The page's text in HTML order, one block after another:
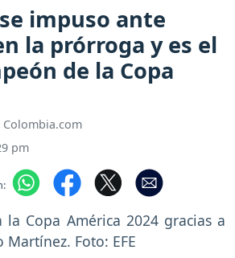
impuso ante
la prórroga y es el
de la Copa
Colombia.com
pm